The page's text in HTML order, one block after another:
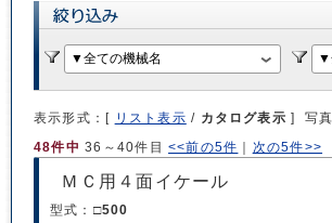
表示形式：[ リスト表示 / カタログ表示 ] 写
48件中 36～40件目 <<前の5件 ｜ 次の5件>>
ＭＣ用４面イケール
型式： □500